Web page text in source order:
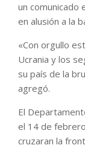
un comunicado
en alusión a la
«Con orgullo
Ucrania y los
su país de la
agregó.
El
el 14 de
cruzaran la